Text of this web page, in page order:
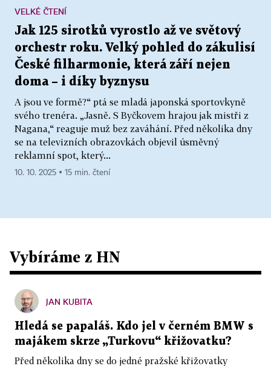
Jak 125 sirotků vyrostlo až ve světový
orchestr roku. Velký pohled do zákulisí
České filharmonie, která září nejen
doma – i díky byznysu
A jsou ve formě?“ ptá se mladá japonská sportovkyně
svého trenéra. „Jasně. S Byčkovem hrajou jak mistři z
Nagana,“ reaguje muž bez zaváhání. Před několika dny
se na televizních obrazovkách objevil úsměvný
reklamní spot, který...
VELKÉ ČTENÍ
10. 10. 2025 ▪ 15 min. čtení
Vybíráme z HN
JAN KUBITA
Hledá se papaláš. Kdo jel v černém BMW s
majákem skrze „Turkovu“ křižovatku?
Před několika dny se do jedné pražské křižovatky